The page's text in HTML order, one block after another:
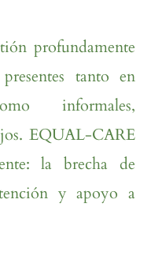
profundamente
tanto en
informales,
EQUAL-CARE
la brecha de
y apoyo a